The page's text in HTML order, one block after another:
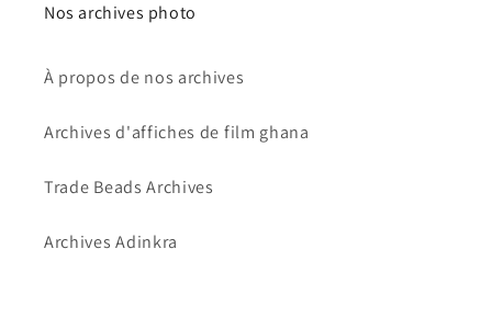
Nos archives photo
À propos de nos archives
Archives d'affiches de film ghana
Trade Beads Archives
Archives Adinkra